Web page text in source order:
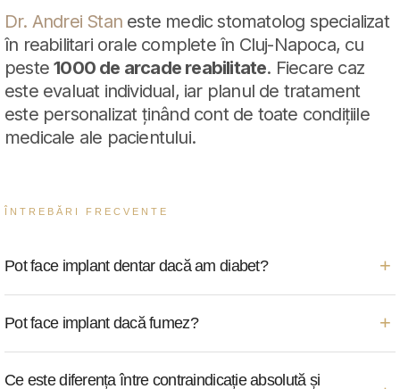
Dr. Andrei Stan este medic stomatolog specializat
în reabilitari orale complete în Cluj-Napoca, cu
peste1000 de arcade reabilitate. Fiecare caz
este evaluat individual, iar planul de tratament
este personalizat ținând cont de toate condițiile
medicale ale pacientului.
ÎNTREBĂRI FRECVENTE
Pot face implant dentar dacă am diabet? +
absolută — tratamentul nu se poate face. Diabetul controlat
(glicemie în limite normale prin medicație și dietă) este o
contraindicație relativă — implantul este posibil cu
Pot face implant dacă fumez? +
Ce este diferența între contraindicație absolută și